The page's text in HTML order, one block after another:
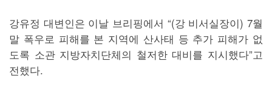
강유정 대변인은 이날 브리핑에서 “(강 비서실장이) 7월
말 폭우로 피해를 본 지역에 산사태 등 추가 피해가 없
도록 소관 지방자치단체의 철저한 대비를 지시했다”고
전했다.